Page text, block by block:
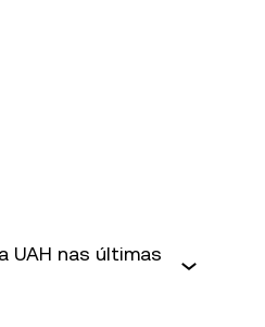
UAH nas últimas